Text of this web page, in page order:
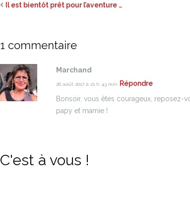
Il est bientôt prêt pour l’aventure …
1 commentaire
Marchand
26 août 2017 à 21 h 43 min Répondre
Bonsoir, vous êtes courageux, reposez-
papy et mamie !
C'est à vous !